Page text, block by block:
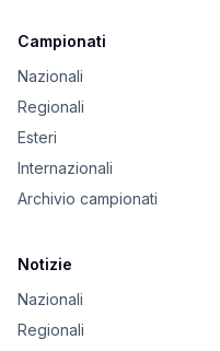
Campionati
Nazionali
Regionali
Esteri
Internazionali
Archivio campionati
Notizie
Nazionali
Regionali